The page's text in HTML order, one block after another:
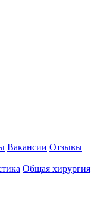
Вакансии Отзывы
Общая хирургия